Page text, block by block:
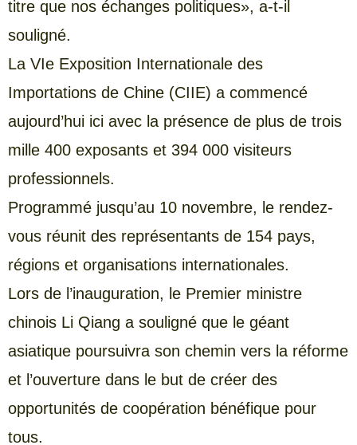
titre que nos échanges politiques», a-t-il
souligné.
La VIe Exposition Internationale des
Importations de Chine (CIIE) a commencé
aujourd’hui ici avec la présence de plus de trois
mille 400 exposants et 394 000 visiteurs
professionnels.
Programmé jusqu’au 10 novembre, le rendez-
vous réunit des représentants de 154 pays,
régions et organisations internationales.
Lors de l’inauguration, le Premier ministre
chinois Li Qiang a souligné que le géant
asiatique poursuivra son chemin vers la réforme
et l’ouverture dans le but de créer des
opportunités de coopération bénéfique pour
tous.